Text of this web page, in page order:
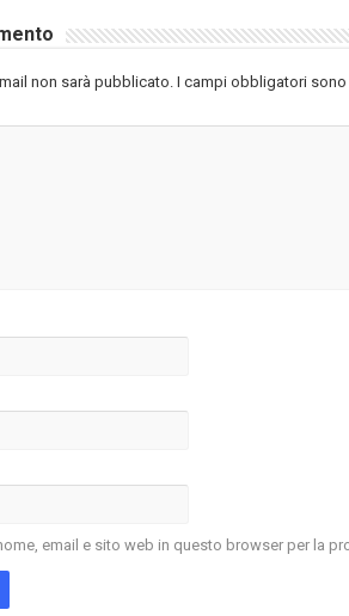
non sarà pubblicato.I campi obbligatori
email e sito web in questo browser per la